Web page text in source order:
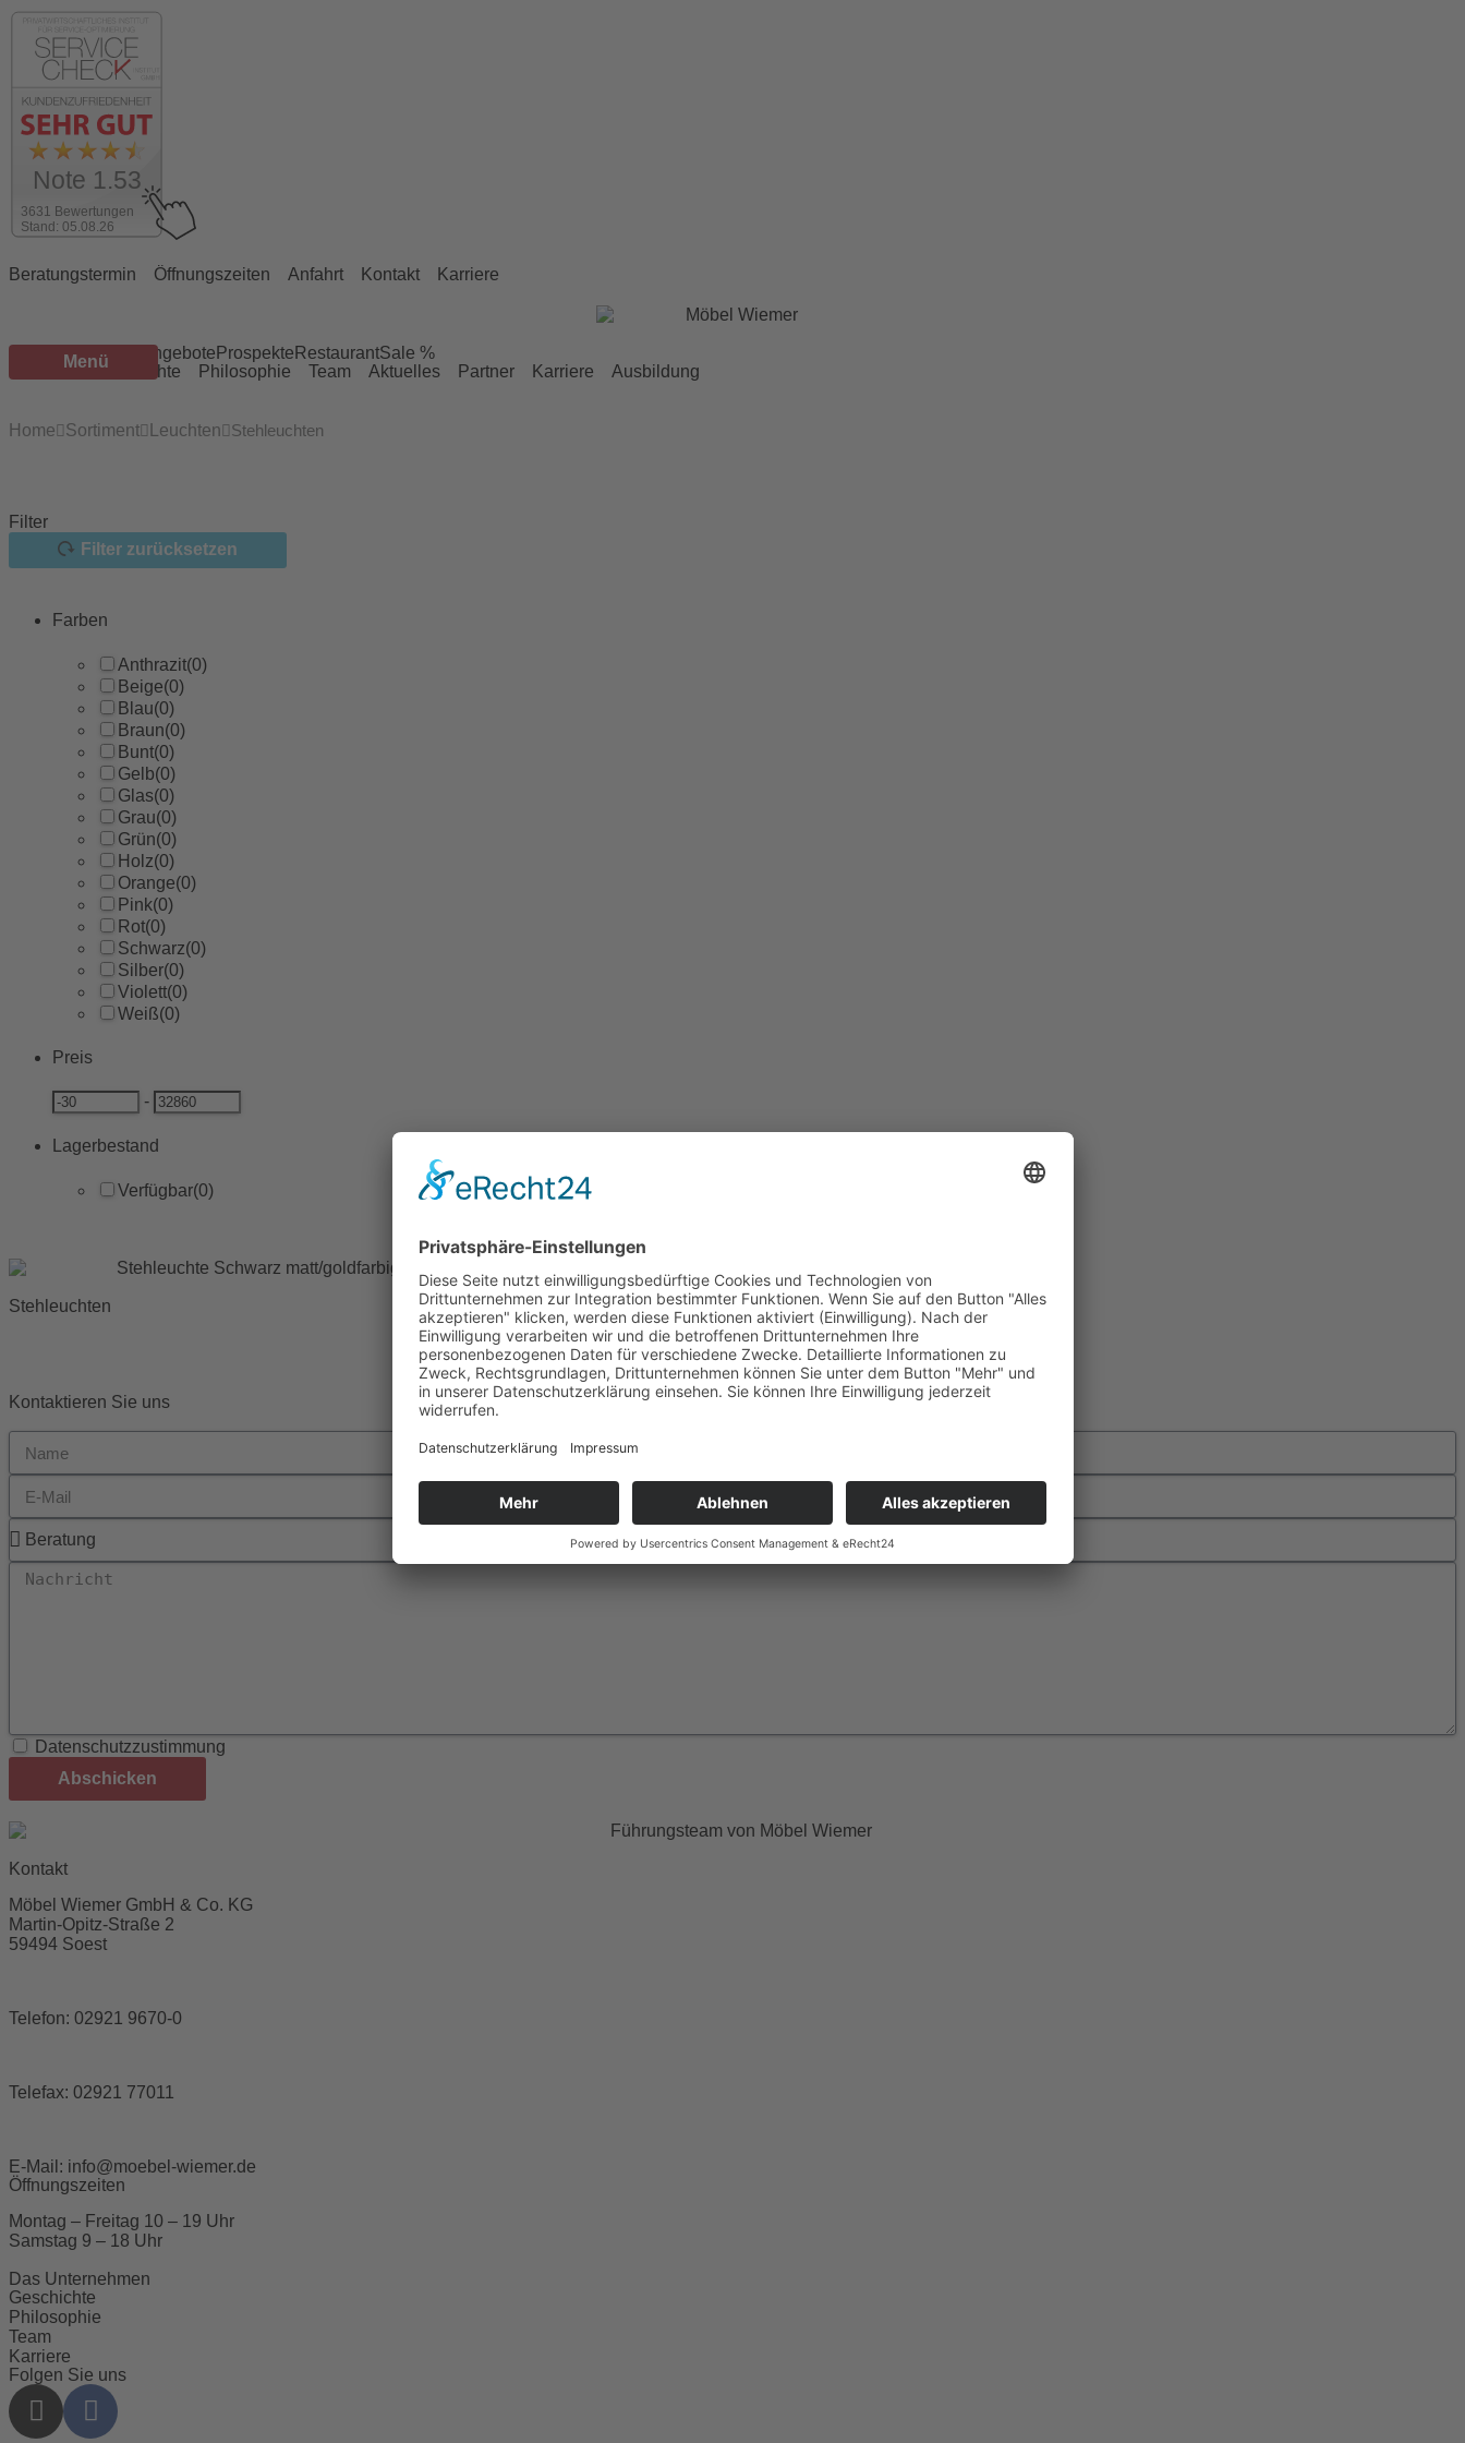
3631 Bewertungen
Stand: 05.08.26
Note 1.53
Beratungstermin Öffnungszeiten Anfahrt Kontakt Karriere
Menü
Sortiment Marken Angebote Prospekte RestaurantSale %
Services
Geschichte Philosophie Team Aktuelles Partner Karriere Ausbildung
Home Sortiment Leuchten Stehleuchten
Filter
Filter zurücksetzen
Farben
Anthrazit(0)
Beige(0)
Blau(0)
Braun(0)
Bunt(0)
Gelb(0)
Glas(0)
Grau(0)
Grün(0)
Holz(0)
Orange(0)
Pink(0)
Rot(0)
Schwarz(0)
Silber(0)
Violett(0)
Weiß(0)
Preis
-
Lagerbestand
Verfügbar(0)
Stehleuchten
Kontaktieren Sie uns
Datenschutzzustimmung
Abschicken
Kontakt
Möbel Wiemer GmbH & Co. KG
Martin-Opitz-Straße 2
59494 Soest
Telefon: 02921 9670-0
Telefax: 02921 77011
E-Mail: info@moebel-wiemer.de
Öffnungszeiten
Montag – Freitag 10 – 19 Uhr
Samstag 9 – 18 Uhr
Das Unternehmen
Geschichte
Philosophie
Team
Karriere
Folgen Sie uns